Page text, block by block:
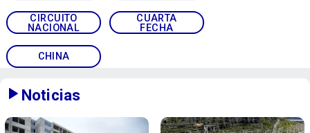
CIRCUITO
NACIONAL
CUARTA
FECHA
CHINA
Noticias